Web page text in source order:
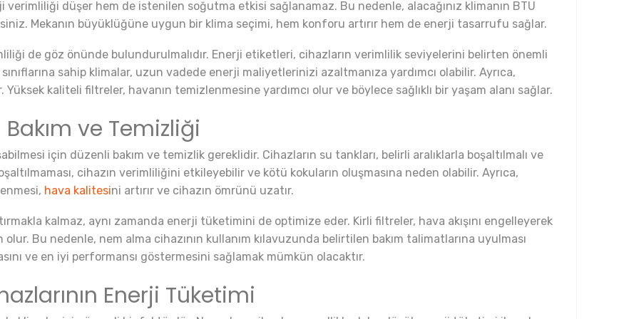
düşer hem de istenilen soğutma etkisi sağlanamaz. Bu nedenle, alacağınız klimanın BTU
Mekanın büyüklüğüne uygun bir klima seçimi, hem konforu artırır hem de enerji tasarrufu sağlar.
de göz önünde bulundurulmalıdır. Enerji etiketleri, cihazların verimlilik seviyelerini belirten önemli
sahip klimalar, uzun vadede enerji maliyetlerinizi azaltmanıza yardımcı olabilir. Ayrıca,
kaliteli filtreler, havanın temizlenmesine yardımcı olur ve böylece sağlıklı bir yaşam alanı sağlar.
ve Temizliği
için düzenli bakım ve temizlik gereklidir. Cihazların su tankları, belirli aralıklarla boşaltılmalı ve
cihazın verimliliğini etkileyebilir ve kötü kokuların oluşmasına neden olabilir. Ayrıca,
hava kalitesini artırır ve cihazın ömrünü uzatır.
kalmaz, aynı zamanda enerji tüketimini de optimize eder. Kirli filtreler, hava akışını engelleyerek
Bu nedenle, nem alma cihazının kullanım kılavuzunda belirtilen bakım talimatlarına uyulması
ve en iyi performansı göstermesini sağlamak mümkün olacaktır.
Enerji Tüketimi